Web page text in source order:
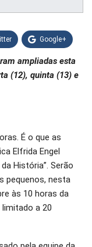
Google+
ampliadas esta
(12), quinta (13) e
É o que as
Elfrida Engel
História”. Serão
pequenos, nesta
às 10 horas da
a 20